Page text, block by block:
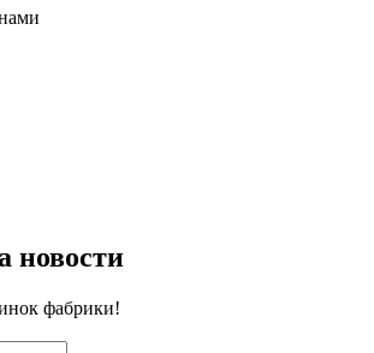
новости
фабрики!